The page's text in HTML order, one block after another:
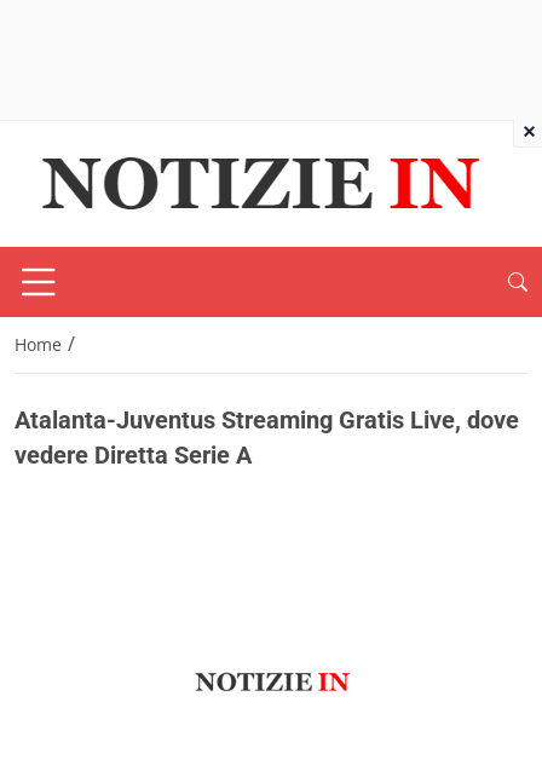
Home /
Atalanta-Juventus Streaming Gratis Live, dove
vedere Diretta Serie A
×